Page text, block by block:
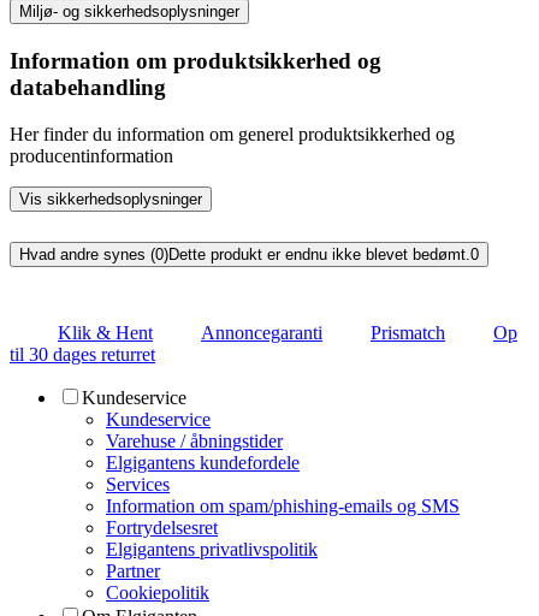
Miljø- og sikkerhedsoplysninger
Information om produktsikkerhed og
databehandling
Her finder du information om generel produktsikkerhed og
producentinformation
Vis sikkerhedsoplysninger
Hvad andre synes (0)Dette produkt er endnu ikke blevet bedømt.0
Klik & Hent Annoncegaranti Prismatch
Op
til 30 dages returret
Kundeservice
Kundeservice
Varehuse / åbningstider
Elgigantens kundefordele
Services
Information om spam/phishing-emails og SMS
Fortrydelsesret
Elgigantens privatlivspolitik
Partner
Cookiepolitik